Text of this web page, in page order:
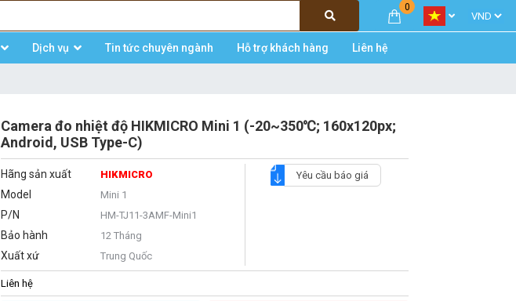
0
Dịch vụ Tin tức chuyên ngành Hỗ trợ khách hàng Liên hệ
Camera đo nhiệt độ HIKMICRO Mini 1 (-20~350℃; 160x120px;
Android, USB Type-C)
Hãng sản xuất HIKMICRO
Model Mini 1
P/N HM-TJ11-3AMF-Mini1
Bảo hành 12 Tháng
Xuất xứ Trung Quốc
Yêu cầu báo giá
Liên hệ